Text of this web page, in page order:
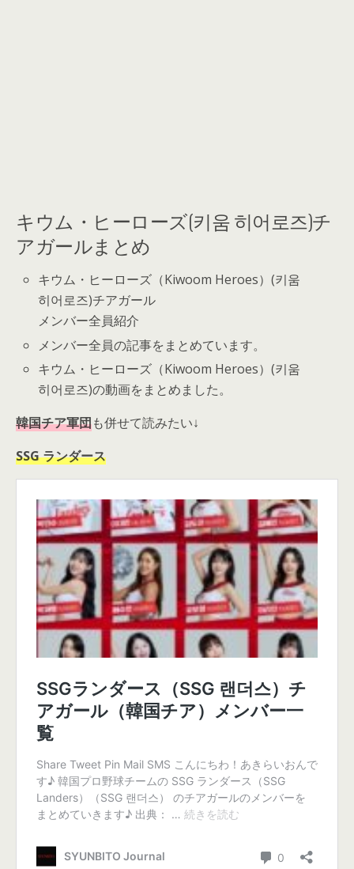
キウム・ヒーローズ(키움 히어로즈)チ
アガールまとめ
キウム・ヒーローズ（Kiwoom Heroes）(키움
히어로즈)チアガール
メンバー全員紹介
メンバー全員の記事をまとめています。
キウム・ヒーローズ（Kiwoom Heroes）(키움
히어로즈)の動画をまとめました。
韓国チア軍団も併せて読みたい↓
SSG ランダース